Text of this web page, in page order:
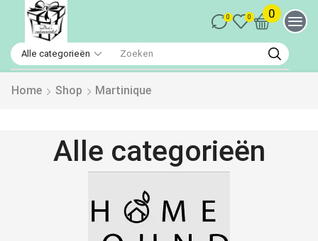
0 0 0
Home Shop Martinique
Alle categorieën